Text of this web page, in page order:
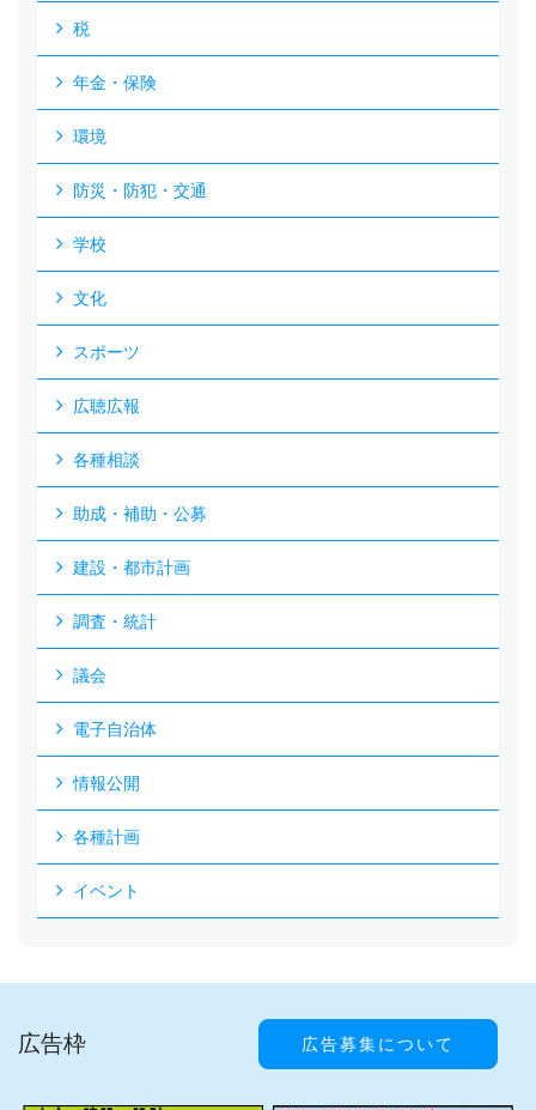
税
年金・保険
環境
防災・防犯・交通
学校
文化
スポーツ
広聴広報
各種相談
助成・補助・公募
建設・都市計画
調査・統計
議会
電子自治体
情報公開
各種計画
イベント
広告枠 広告募集について